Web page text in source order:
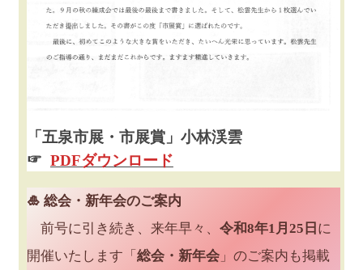
「五泉市展・市展賞」小林渓雲
☞ PDFダウンロード
🎍 総会・新年会のご案内
前号に引き続き、来年早々、 令和8年1月25日 に
開催いたします「 総会・新年会」のご案内も掲載